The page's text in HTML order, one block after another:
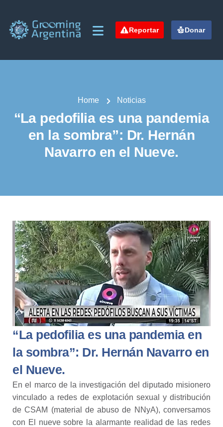
Reportar Donar
Home Noticias
“La pedofilia es una pandemia
en la sombra”: Dr. Hernán
Navarro en el Nueve.
“La pedofilia es una pandemia en
la sombra”: Dr. Hernán Navarro en
el Nueve.
En el marco de la investigación del diputado misionero
vinculado a redes de explotación sexual y distribución
de CSAM (material de abuso de NNyA), conversamos
con El nueve sobre la alarmante realidad de las redes